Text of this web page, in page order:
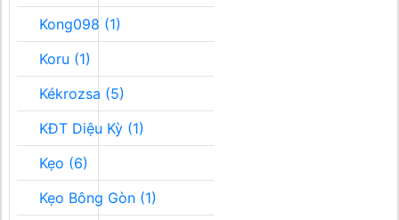
Kong098 (1)
Koru (1)
Kékrozsa (5)
KĐT Diệu Kỳ (1)
Kẹo (6)
Kẹo Bông Gòn (1)